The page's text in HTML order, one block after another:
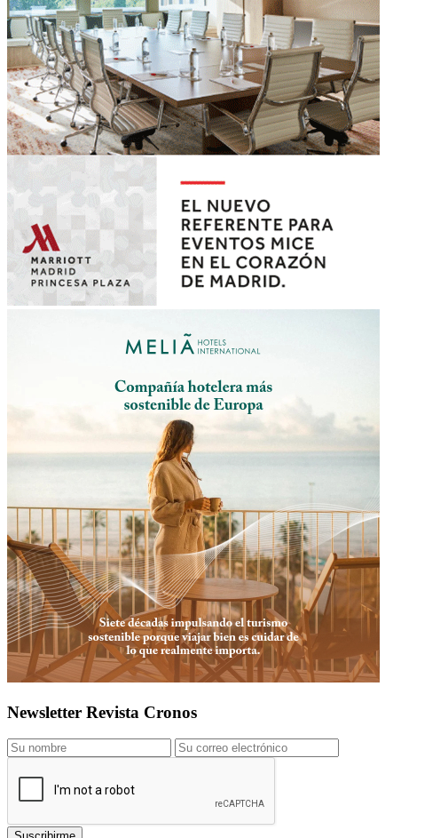
Newsletter Revista Cronos